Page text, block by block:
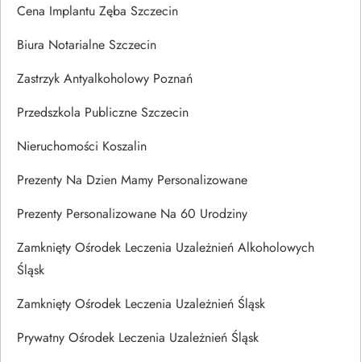
Cena Implantu Zęba Szczecin
Biura Notarialne Szczecin
Zastrzyk Antyalkoholowy Poznań
Przedszkola Publiczne Szczecin
Nieruchomości Koszalin
Prezenty Na Dzien Mamy Personalizowane
Prezenty Personalizowane Na 60 Urodziny
Zamknięty Ośrodek Leczenia Uzależnień Alkoholowych
Śląsk
Zamknięty Ośrodek Leczenia Uzależnień Śląsk
Prywatny Ośrodek Leczenia Uzależnień Śląsk